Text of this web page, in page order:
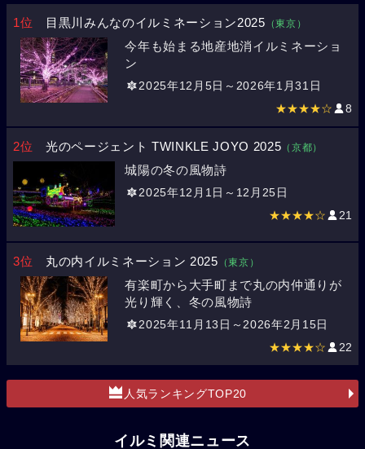
1位 目黒川みんなのイルミネーション2025 （東京）
今年も始まる地産地消イルミネーショ
ン
2025年12月5日～2026年1月31日
★★★★☆ 8
2位 光のページェント TWINKLE JOYO 2025 （京都）
城陽の冬の風物詩
2025年12月1日～12月25日
★★★★☆ 21
3位 丸の内イルミネーション 2025 （東京）
有楽町から大手町まで丸の内仲通りが
光り輝く、冬の風物詩
2025年11月13日～2026年2月15日
★★★★☆ 22
人気ランキングTOP20
イルミ関連ニュース